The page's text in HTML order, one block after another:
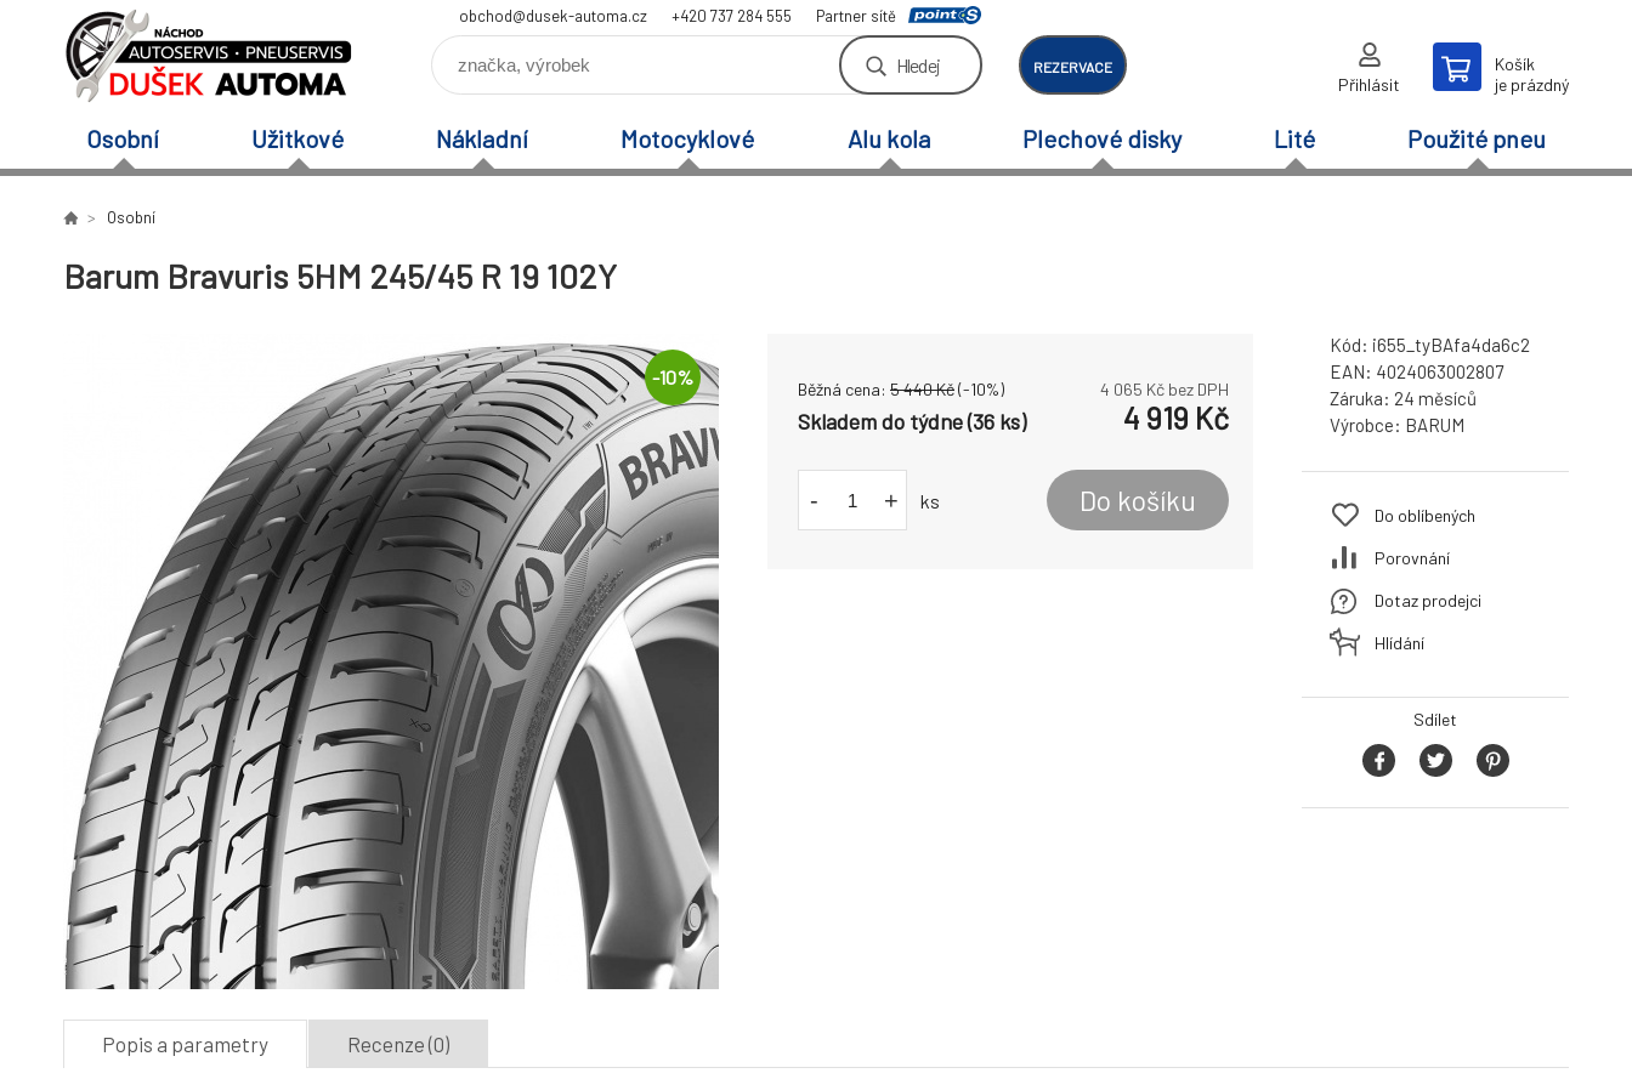
obchod@dusek-automa.cz +420 737 284 555 Partner sítě
Hledej REZERVACE
Přihlásit
Košík
je prázdný
Osobní Užitkové Nákladní Motocyklové Alu kola Plechové disky Lité Použité pneu
Osobní
Barum Bravuris 5HM 245/45 R 19 102Y
-10%
Běžná cena: 5 440Kč(-10%) 4 065 Kč bez DPH
Skladem do týdne (36 ks) 4 919 Kč
- + ks Do košíku
Kód: i655_tyBAfa4da6c2
EAN: 4024063002807
Záruka: 24 měsíců
Výrobce: BARUM
Do oblíbených
Porovnání
Dotaz prodejci
Hlídání
Sdílet
Popis a parametry Recenze (0)